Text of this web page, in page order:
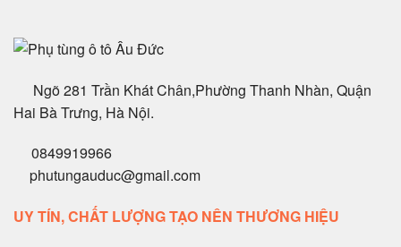
Ngõ 281 Trần Khát Chân,Phường Thanh Nhàn, Quận
Hai Bà Trưng, Hà Nội.
0849919966
phutungauduc@gmail.com
UY TÍN, CHẤT LƯỢNG TẠO NÊN THƯƠNG HIỆU